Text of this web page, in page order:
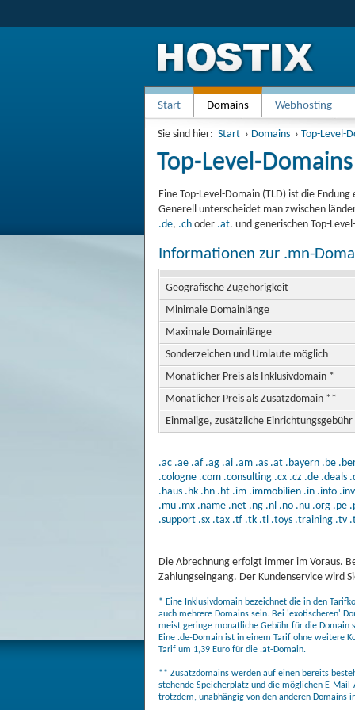
Start Domains Webhosting
Sie sind hier: Start › Domains › Top-Level-
Top-Level-Domains
Eine Top-Level-Domain (TLD) ist die
Generell unterscheidet man zwischen
.de, .ch oder .at. und generischen Top-
Informationen zur .mn-
Geografische Zugehörigkeit
Minimale Domainlänge
Maximale Domainlänge
Sonderzeichen und Umlaute möglich
Monatlicher Preis als Inklusivdomain *
Monatlicher Preis als Zusatzdomain **
Einmalige, zusätzliche Einrichtungsgebühr
.ac .ae .af .ag .ai .am .as .at .bayern .be
.cologne .com .consulting .cx .cz .de .deals
.haus .hk .hn .ht .im .immobilien .in .info
.mu .mx .name .net .ng .nl .no .nu .org .pe
.support .sx .tax .tf .tk .tl .toys .training .tv
Die Abrechnung erfolgt immer im Voraus.
Zahlungseingang. Der Kundenservice wird
* Eine Inklusivdomain bezeichnet die in den
auch mehrere Domains sein. Bei 'exotischeren'
meist geringe monatliche Gebühr für die
Eine .de-Domain ist in einem Tarif ohne weitere
Tarif um 1,39 Euro für die .at-Domain.
** Zusatzdomains werden auf einen bereits
stehende Speicherplatz und die möglichen E-
trotzdem, unabhängig von den anderen Domains